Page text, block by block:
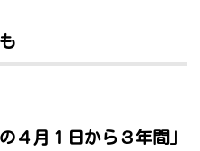
４月１日から３年間」